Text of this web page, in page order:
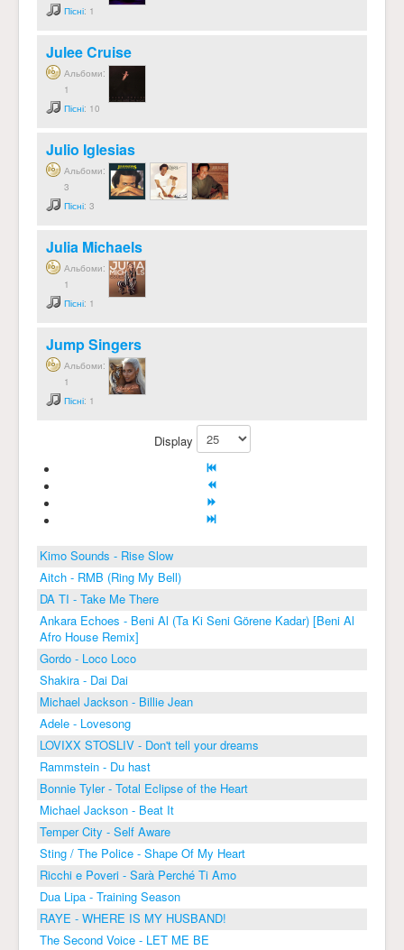
Пісні: 1
Julee Cruise
Альбоми:
1
Пісні: 10
Julio Iglesias
Альбоми:
3
Пісні: 3
Julia Michaels
Альбоми:
1
Пісні: 1
Jump Singers
Альбоми:
1
Пісні: 1
Display
Kimo Sounds - Rise Slow
Aitch - RMB (Ring My Bell)
DA TI - Take Me There
Ankara Echoes - Beni Al (Ta Ki Seni Görene Kadar) [Beni Al
Afro House Remix]
Gordo - Loco Loco
Shakira - Dai Dai
Michael Jackson - Billie Jean
Adele - Lovesong
LOVIXX STOSLIV - Don't tell your dreams
Rammstein - Du hast
Bonnie Tyler - Total Eclipse of the Heart
Michael Jackson - Beat It
Temper City - Self Aware
Sting / The Police - Shape Of My Heart
Ricchi e Poveri - Sarà Perché Ti Amo
Dua Lipa - Training Season
RAYE - WHERE IS MY HUSBAND!
The Second Voice - LET ME BE